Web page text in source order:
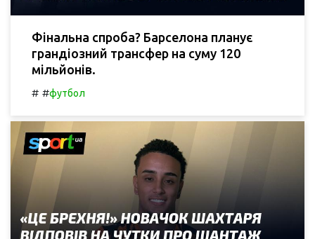
Фінальна спроба? Барселона планує
грандіозний трансфер на суму 120
мільйонів.
# #футбол